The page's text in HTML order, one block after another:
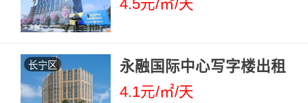
4.5元/㎡/天
长宁区
永融国际中心写字楼出租
4.1元/㎡/天